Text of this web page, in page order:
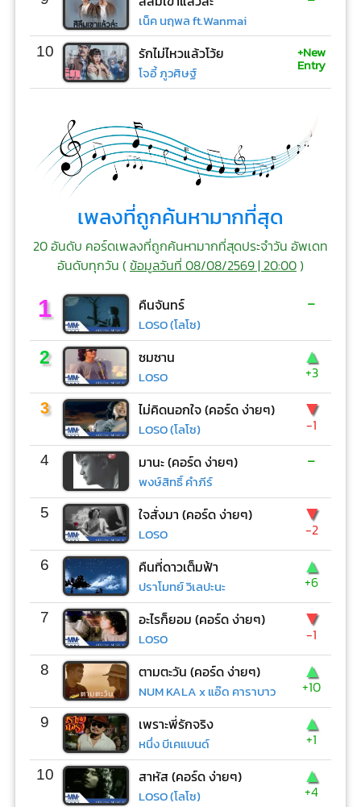
เน็ค นฤพล ft.Wanmai
10 รักไม่ไหวแล้วโว้ย
โจอี้ ภูวศิษฐ์
+New
Entry
เพลงที่ถูกค้นหามากที่สุด
20 อันดับ คอร์ดเพลงที่ถูกค้นหามากที่สุดประจำวัน อัพเดท
อันดับทุกวัน (ข้อมูลวันที่ 08/08/2569 | 20:00)
1 คืนจันทร์
LOSO (โลโซ)
-
2 ซมซาน
LOSO
▲
+3
3 ไม่คิดนอกใจ (คอร์ด ง่ายๆ)
LOSO (โลโซ)
▼
-1
4 มานะ (คอร์ด ง่ายๆ)
พงษ์สิทธิ์ คำภีร์
-
5 ใจสั่งมา (คอร์ด ง่ายๆ)
LOSO
▼
-2
6 คืนที่ดาวเต็มฟ้า
ปราโมทย์ วิเลปะนะ
▲
+6
7 อะไรก็ยอม (คอร์ด ง่ายๆ)
LOSO
▼
-1
8 ตามตะวัน (คอร์ด ง่ายๆ)
NUM KALA x แอ๊ด คาราบาว
▲
+10
9 เพราะพี่รักจริง
หนึ่ง บีเคแบนด์
▲
+1
10 สาหัส (คอร์ด ง่ายๆ)
LOSO (โลโซ)
▲
+4